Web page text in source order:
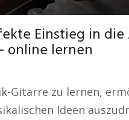
Einstieg in
online lernen
Gitarre zu lernen,
Ideen